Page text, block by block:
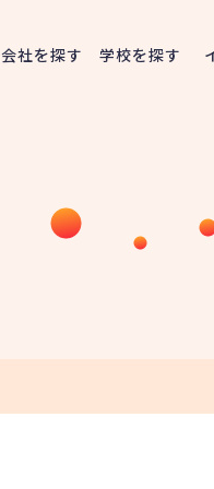
会社を探す 学校を探す